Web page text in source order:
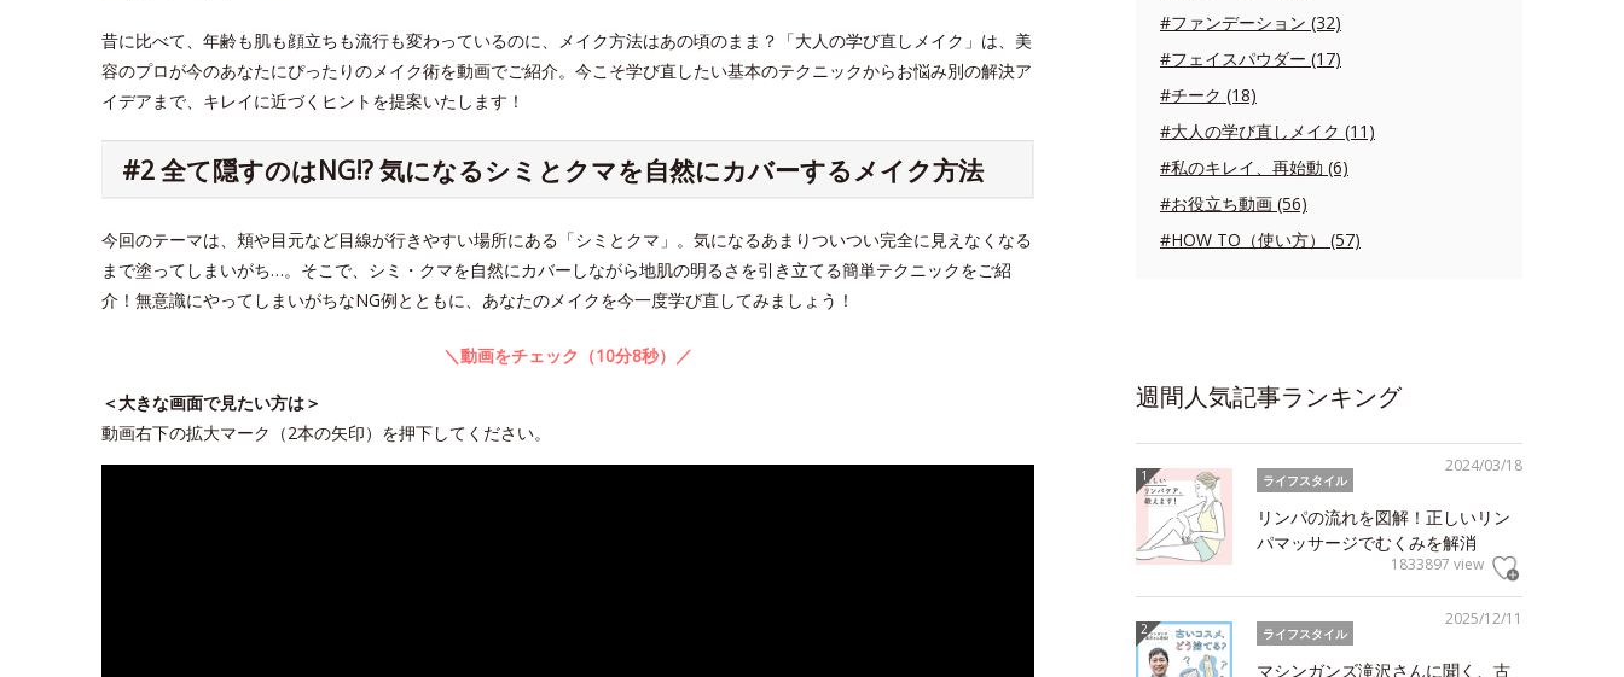
昔に比べて、年齢も肌も顔立ちも流行も変わっているのに、メイク方法はあの頃のまま？「大人の学び直しメイク」は、美
容のプロが今のあなたにぴったりのメイク術を動画でご紹介。今こそ学び直したい基本のテクニックからお悩み別の解決ア
イデアまで、キレイに近づくヒントを提案いたします！
#2 全て隠すのはNG!? 気になるシミとクマを自然にカバーするメイク方法
今回のテーマは、頬や目元など目線が行きやすい場所にある「シミとクマ」。気になるあまりついつい完全に見えなくなる
まで塗ってしまいがち…。そこで、シミ・クマを自然にカバーしながら地肌の明るさを引き立てる簡単テクニックをご紹
介！無意識にやってしまいがちなNG例とともに、あなたのメイクを今一度学び直してみましょう！
＼動画をチェック（10分8秒）／
＜大きな画面で見たい方は＞
動画右下の拡大マーク（2本の矢印）を押下してください。
#ファンデーション (32)
#フェイスパウダー (17)
#チーク (18)
#大人の学び直しメイク (11)
#私のキレイ、再始動 (6)
#お役立ち動画 (56)
#HOW TO（使い方） (57)
週間人気記事ランキング
2024/03/18
ライフスタイル
リンパの流れを図解！正しいリン
パマッサージでむくみを解消
1833897 view
2025/12/11
ライフスタイル
マシンガンズ滝沢さんに聞く、古